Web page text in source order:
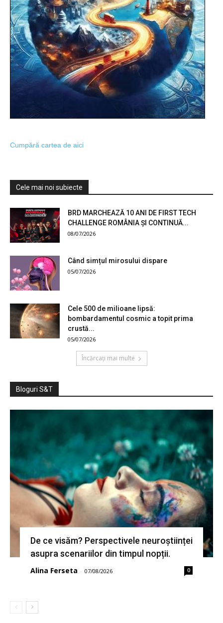
Cumpără cartea de aici
Cele mai noi subiecte
BRD MARCHEAZĂ 10 ANI DE FIRST TECH
CHALLENGE ROMÂNIA ȘI CONTINUĂ...
08/07/2026
Când simțul mirosului dispare
05/07/2026
Cele 500 de milioane lipsă:
bombardamentul cosmic a topit prima
crustă...
05/07/2026
Încărcați mai multe
Bloguri S&T
De ce visăm? Perspectivele neuroștiinței
asupra scenariilor din timpul nopții.
Alina Ferseta - 07/08/2026 0